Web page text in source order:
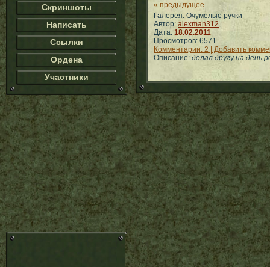
Скриншоты
Написать
Ссылки
Ордена
Участники
« предыдущее
Галерея: Очумелые ручки
Автор: alexman312
Дата: 18.02.2011
Просмотров: 6571
Комментарии: 2 | Добавить
Описание: делал другу на день